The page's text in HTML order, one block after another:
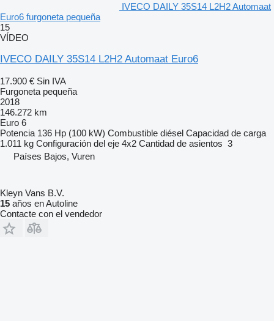
IVECO DAILY 35S14 L2H2 Automaat
Euro6 furgoneta pequeña
15
VÍDEO
IVECO DAILY 35S14 L2H2 Automaat Euro6
17.900 € Sin IVA
Furgoneta pequeña
2018
146.272 km
Euro 6
Potencia 136 Hp (100 kW) Combustible diésel Capacidad de carga
1.011 kg Configuración del eje 4x2 Cantidad de asientos 3
Países Bajos, Vuren
Kleyn Vans B.V.
15 años en Autoline
Contacte con el vendedor